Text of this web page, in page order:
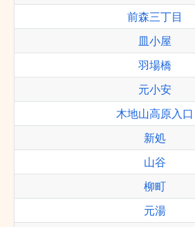
前森三丁目
皿小屋
羽場橋
元小安
木地山高原入口
新処
山谷
柳町
元湯